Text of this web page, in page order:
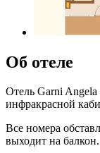
Об отеле
Отель Garni
инфракрасной
Все номера
выходит на